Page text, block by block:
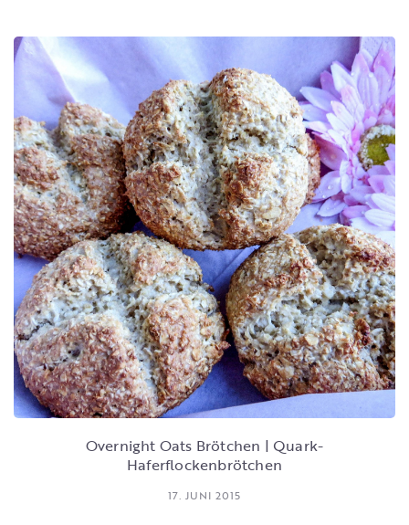
Overnight Oats Brötchen | Quark-
Haferflockenbrötchen
17. JUNI 2015